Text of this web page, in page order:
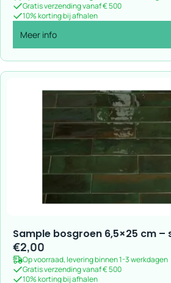
Gratis verzending vanaf € 500
10% korting bij afhalen
Meer info
Sample bosgroen 6,5×25 cm –
€2,00
Op voorraad, levering binnen 1-3 werkdagen
Gratis verzending vanaf € 500
10% korting bij afhalen